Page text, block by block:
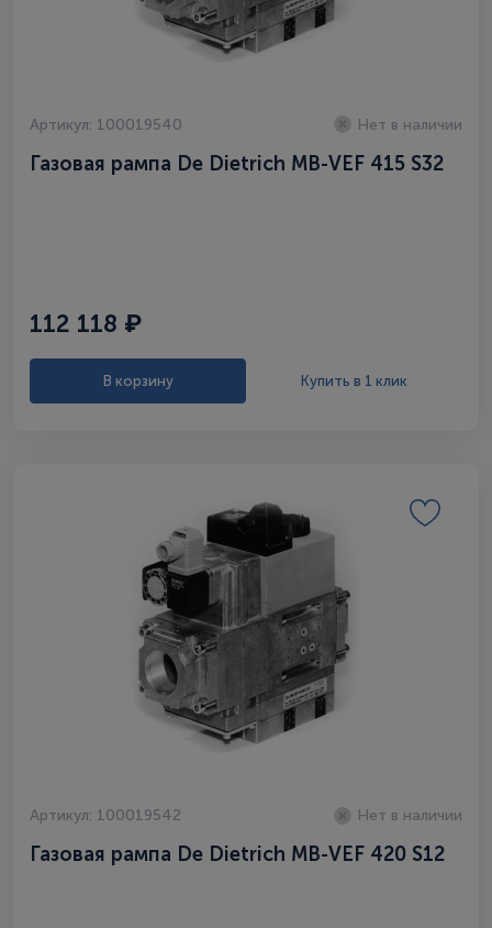
Артикул: 100019540 Нет в наличии
Газовая рампа De Dietrich MB-VEF 415 S32
112 118 ₽
В корзину Купить в 1 клик
Артикул: 100019542 Нет в наличии
Газовая рампа De Dietrich MB-VEF 420 S12